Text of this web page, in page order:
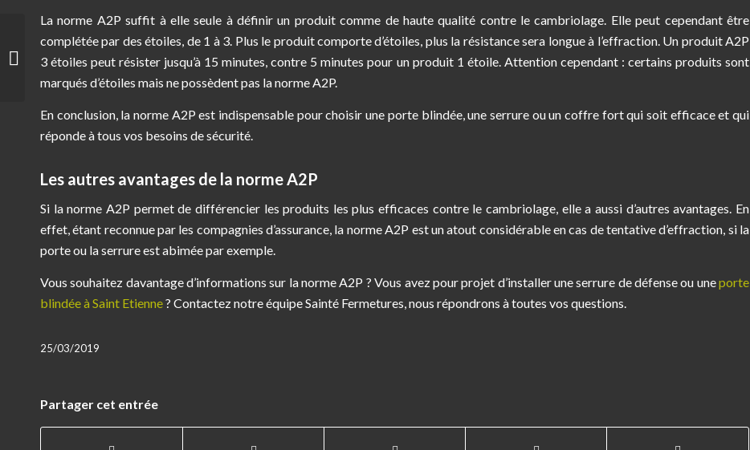
La norme A2P suffit à elle seule à définir un produit comme de haute qualité contre le cambriolage. Elle peut cependant être
complétée par des étoiles, de 1 à 3. Plus le produit comporte d’étoiles, plus la résistance sera longue à l’effraction. Un produit A2P
3 étoiles peut résister jusqu’à 15 minutes, contre 5 minutes pour un produit 1 étoile. Attention cependant : certains produits sont
marqués d’étoiles mais ne possèdent pas la norme A2P.
En conclusion, la norme A2P est indispensable pour choisir une porte blindée, une serrure ou un coffre fort qui soit efficace et qui
réponde à tous vos besoins de sécurité.
Les autres avantages de la norme A2P
Si la norme A2P permet de différencier les produits les plus efficaces contre le cambriolage, elle a aussi d’autres avantages. En
effet, étant reconnue par les compagnies d’assurance, la norme A2P est un atout considérable en cas de tentative d’effraction, si la
porte ou la serrure est abimée par exemple.
Vous souhaitez davantage d’informations sur la norme A2P ? Vous avez pour projet d’installer une serrure de défense ou uneporte
blindée à Saint Etienne? Contactez notre équipe Sainté Fermetures, nous répondrons à toutes vos questions.
25/03/2019
Partager cet entrée
Portes de garage : les
systèmes d’ouverture